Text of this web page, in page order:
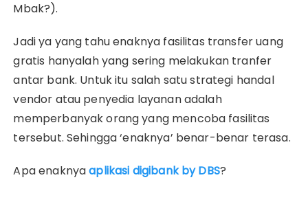
Mbak?).
Jadi ya yang tahu enaknya fasilitas transfer uang
gratis hanyalah yang sering melakukan tranfer
antar bank. Untuk itu salah satu strategi handal
vendor atau penyedia layanan adalah
memperbanyak orang yang mencoba fasilitas
tersebut. Sehingga ‘enaknya’ benar-benar terasa.
Apa enaknyaaplikasi digibank by DBS?